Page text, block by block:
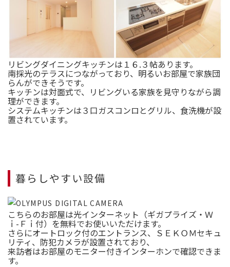
リビングダイニングキッチンは１６.３帖あります。
南採光のテラスにつながっており、明るいお部屋で家族団
らんができそうです。
キッチンは対面式で、リビングいる家族を見守りながら調
理ができます。
システムキッチンは３口ガスコンロとグリル、食洗機が設
置されています。
暮らしやすい設備
こちらのお部屋は光インターネット（ギガプライズ・Ｗ
ｉ-Ｆｉ付）を無料でお使いいただけます。
さらにオートロック付のエントランス、ＳＥＫＯＭセキュ
リティ、防犯カメラが設置されており、
来訪者はお部屋のモニター付きインターホンで確認できま
す。